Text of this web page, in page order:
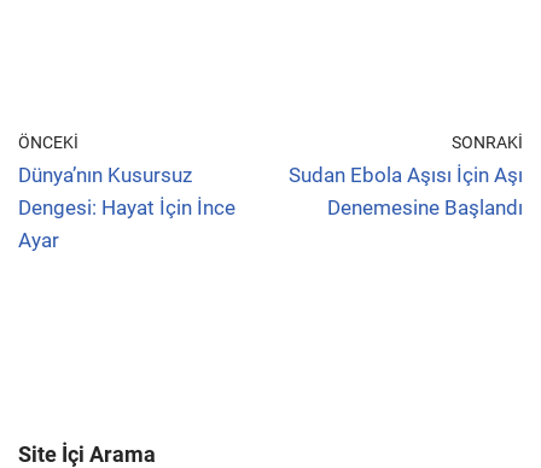
ÖNCEKI
Dünya’nın Kusursuz
Dengesi: Hayat İçin İnce
Ayar
SONRAKI
Sudan Ebola Aşısı İçin Aşı
Denemesine Başlandı
Site İçi Arama